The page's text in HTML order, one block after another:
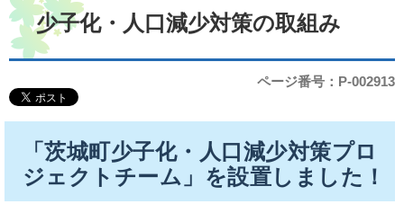
少子化・人口減少対策の取組み
ページ番号：P-002913
「茨城町少子化・人口減少対策プロ
ジェクトチーム」を設置しました！